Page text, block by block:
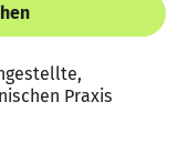
Praxis